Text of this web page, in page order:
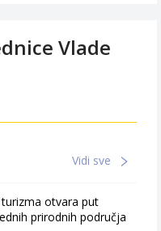
Vlade
Vidi sve
otvara put
prirodnih područja